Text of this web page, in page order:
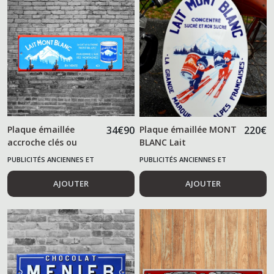
Plaque émaillée
accroche clés ou
torchon MONT
34€90
PUBLICITÉS ANCIENNES ET
ALIMENTAIRES
AJOUTER
Plaque émaillée MONT
BLANC Lait
220€
PUBLICITÉS ANCIENNES ET
ALIMENTAIRES
AJOUTER